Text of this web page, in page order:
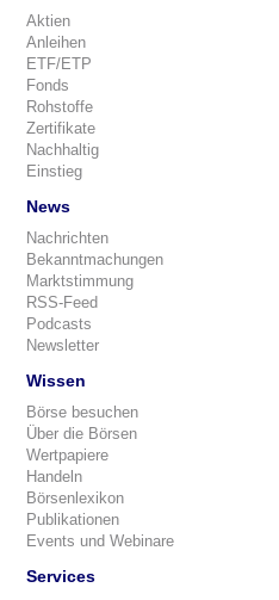
Aktien
Anleihen
ETF/ETP
Fonds
Rohstoffe
Zertifikate
Nachhaltig
Einstieg
News
Nachrichten
Bekanntmachungen
Marktstimmung
RSS-Feed
Podcasts
Newsletter
Wissen
Börse besuchen
Über die Börsen
Wertpapiere
Handeln
Börsenlexikon
Publikationen
Events und Webinare
Services